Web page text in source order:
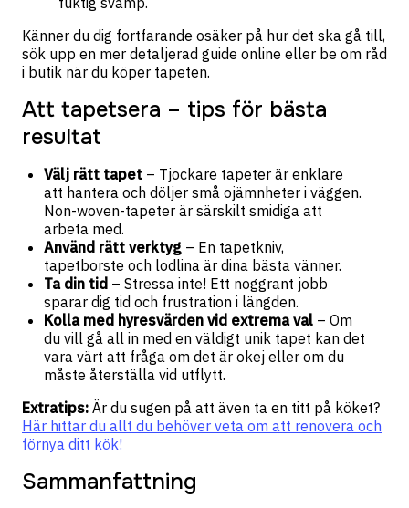
Känner du dig fortfarande osäker på hur det ska gå till,
sök upp en mer detaljerad guide online eller be om råd
i butik när du köper tapeten.
Att tapetsera – tips för bästa
resultat
Välj rätt tapet – Tjockare tapeter är enklare
att hantera och döljer små ojämnheter i väggen.
Non-woven-tapeter är särskilt smidiga att
arbeta med.
Använd rätt verktyg – En tapetkniv,
tapetborste och lodlina är dina bästa vänner.
Ta din tid – Stressa inte! Ett noggrant jobb
sparar dig tid och frustration i längden.
Kolla med hyresvärden vid extrema val – Om
du vill gå all in med en väldigt unik tapet kan det
vara värt att fråga om det är okej eller om du
måste återställa vid utflytt.
Extratips: Är du sugen på att även ta en titt på köket?
Här hittar du allt du behöver veta om att renovera och
förnya ditt kök!
Sammanfattning